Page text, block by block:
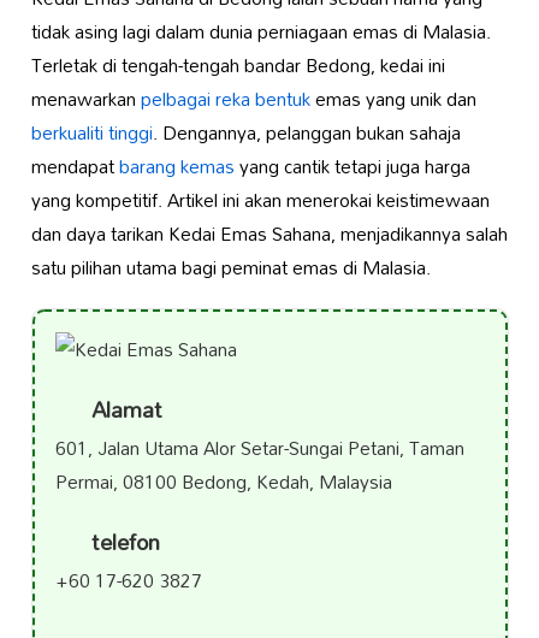
tidak asing lagi dalam dunia perniagaan emas di Malasia.
Terletak di tengah-tengah bandar Bedong, kedai ini
menawarkanpelbagai reka bentukemas yang unik dan
berkualiti tinggi. Dengannya, pelanggan bukan sahaja
mendapatbarang kemasyang cantik tetapi juga harga
yang kompetitif. Artikel ini akan menerokai keistimewaan
dan daya tarikan Kedai Emas Sahana, menjadikannya salah
satu pilihan utama bagi peminat emas di Malasia.
Alamat
601, Jalan Utama Alor Setar-Sungai Petani, Taman
Permai, 08100 Bedong, Kedah, Malaysia
telefon
+60 17-620 3827